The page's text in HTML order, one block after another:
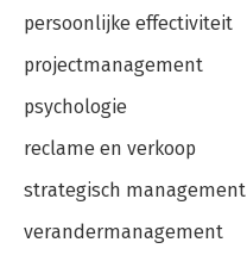
persoonlijke effectiviteit
projectmanagement
psychologie
reclame en verkoop
strategisch management
verandermanagement